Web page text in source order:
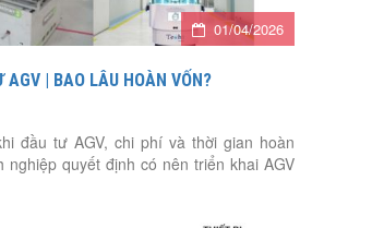
01/04/2026
AGV | BAO LÂU HOÀN VỐN?
đầu tư AGV, chi phí và thời gian hoàn
nghiệp quyết định có nên triển khai AGV